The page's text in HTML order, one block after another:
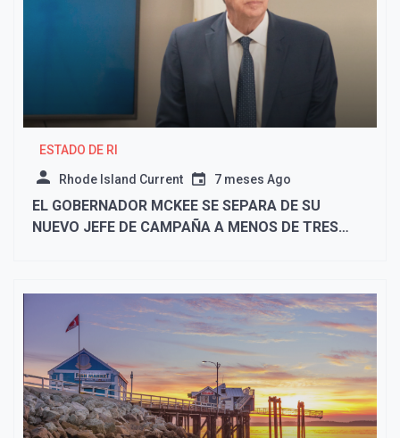
ESTADO DE RI
Rhode Island Current 7 meses Ago
EL GOBERNADOR MCKEE SE SEPARA DE SU
NUEVO JEFE DE CAMPAÑA A MENOS DE TRES